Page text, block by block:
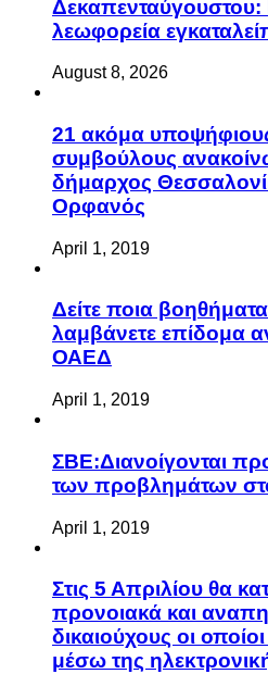
Δεκαπενταύγουστου:
λεωφορεία
August 8, 2026
21 ακόμα
συμβούλους
δήμαρχος
Ορφανός
April 1, 2019
Δείτε ποια
λαμβάνετε επίδομα
ΟΑΕΔ
April 1, 2019
ΣΒΕ:Διανοίγονται
των προβλημάτων
April 1, 2019
Στις 5 Απριλίου θα
προνοιακά και
δικαιούχους οι
μέσω της